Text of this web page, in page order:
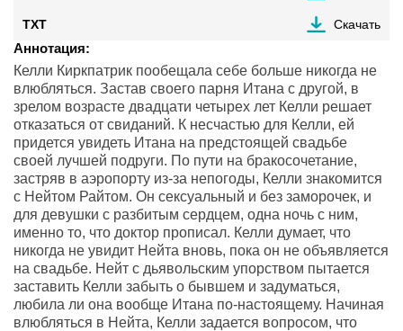
TXT Скачать
Аннотация:
Келли Киркпатрик пообещала себе больше никогда не
влюбляться. Застав своего парня Итана с другой, в
зрелом возрасте двадцати четырех лет Келли решает
отказаться от свиданий. К несчастью для Келли, ей
придется увидеть Итана на предстоящей свадьбе
своей лучшей подруги. По пути на бракосочетание,
застряв в аэропорту из-за непогоды, Келли знакомится
с Нейтом Райтом. Он сексуальный и без заморочек, и
для девушки с разбитым сердцем, одна ночь с ним,
именно то, что доктор прописал. Келли думает, что
никогда не увидит Нейта вновь, пока он не объявляется
на свадьбе. Нейт с дьявольским упорством пытается
заставить Келли забыть о бывшем и задуматься,
любила ли она вообще Итана по-настоящему. Начиная
влюбляться в Нейта, Келли задается вопросом, что